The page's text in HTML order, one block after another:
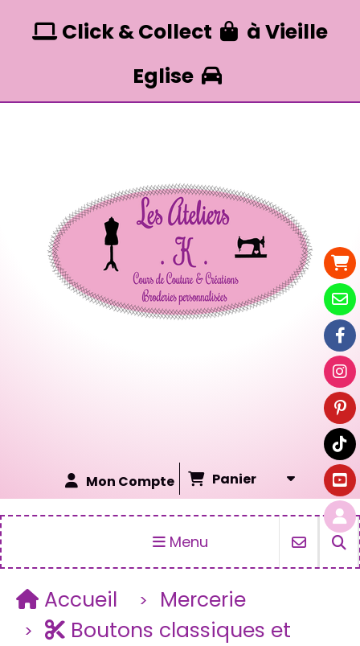
 Click & Collect  à Vieille
Eglise 
Mon Compte Panier
Menu
Accueil
Mercerie
Boutons classiques et